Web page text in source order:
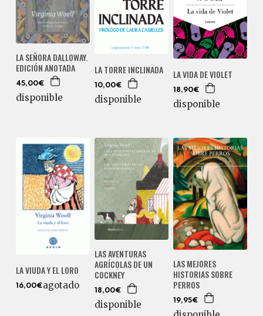
LA SEÑORA DALLOWAY.
EDICIÓN ANOTADA
45,00€
disponible
LA TORRE INCLINADA
10,00€
disponible
LA VIDA DE VIOLET
18,90€
disponible
LA VIUDA Y EL LORO
16,00€agotado
LAS AVENTURAS
AGRÍCOLAS DE UN
COCKNEY
18,00€
disponible
LAS MEJORES
HISTORIAS SOBRE
PERROS
19,95€